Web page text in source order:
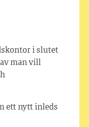
i slutet
man vill
ett nytt inleds